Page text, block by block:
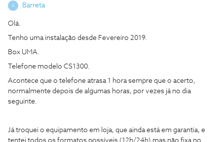
B Barreta
Olá.
Tenho uma instalação desde Fevereiro 2019.
Box UMA.
Telefone modelo CS1300.
Acontece que o telefone atrasa 1 hora sempre que o acerto,
normalmente depois de algumas horas, por vezes já no dia
seguinte.
Já troquei o equipamento em loja, que ainda está em garantia, e
tentei todos os formatos possíveis (12h/24h) mas não fixa no